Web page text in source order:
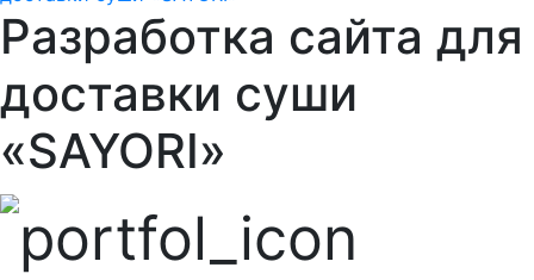
Разработка сайта для
доставки суши
«SAYORI»